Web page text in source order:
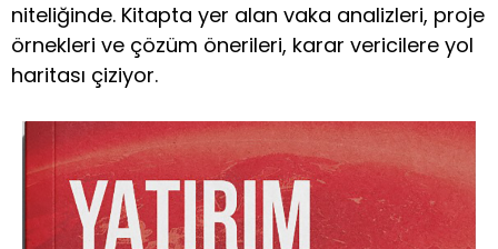
niteliğinde. Kitapta yer alan vaka analizleri, proje
örnekleri ve çözüm önerileri, karar vericilere yol
haritası çiziyor.